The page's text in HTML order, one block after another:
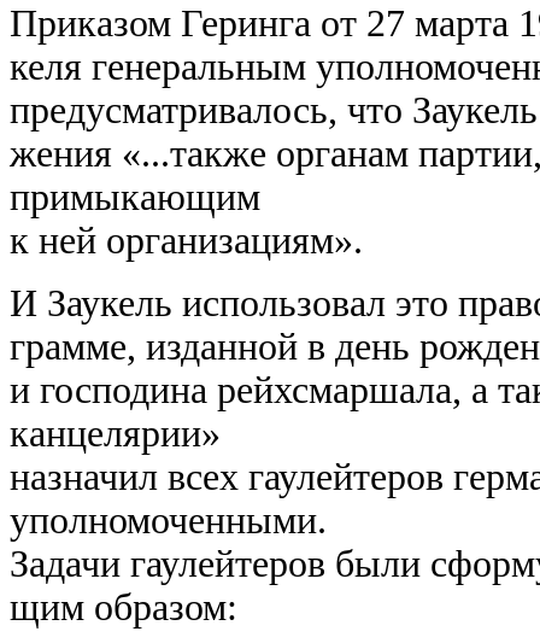
Приказом Геринга от 27 марта
келя генеральным
предусматривалось, что
жения «...также органам
примыкающим
к ней организациям».
И Заукель использовал это
грамме, изданной в день
и господина рейхсмаршала, а
канцелярии»
назначил всех гаулейтеров
уполномоченными.
Задачи гаулейтеров были
щим образом: